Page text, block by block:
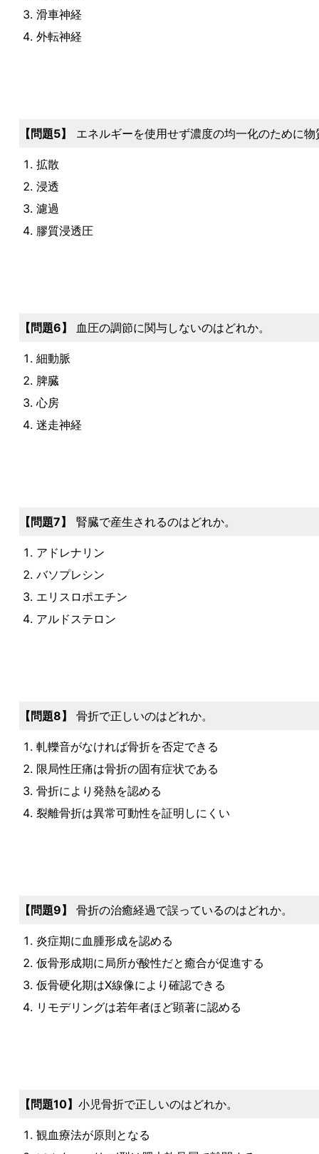
滑車神経
外転神経
5 エネルギーを使用せず濃度の均一化のために
拡散
浸透
濾過
膠質浸透圧
6 血圧の調節に関与しないのはどれか。
細動脈
脾臓
心房
迷走神経
7 腎臓で産生されるのはどれか。
アドレナリン
バソプレシン
エリスロポエチン
アルドステロン
8 骨折で正しいのはどれか。
軋轢音がなければ骨折を否定できる
限局性圧痛は骨折の固有症状である
骨折により発熱を認める
裂離骨折は異常可動性を証明しにくい
9 骨折の治癒経過で誤っているのはどれか。
炎症期に血腫形成を認める
仮骨形成期に局所が酸性だと癒合が促進する
仮骨硬化期はⅩ線像により確認できる
リモデリングは若年者ほど顕著に認める
10 小児骨折で正しいのはどれか。
観血療法が原則となる